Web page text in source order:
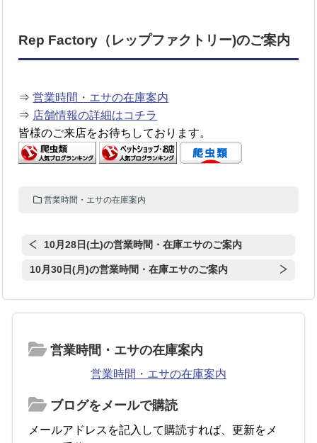
Rep Factory（レップファクトリー)のご案内
⇒営業時間・エサの在庫案内
⇒ 店舗情報の詳細はコチラ
皆様のご来店をお待ちしております。
営業時間・エサの在庫案内
10月28日(土)の営業時間・在庫エサのご案内
10月30日(月)の営業時間・在庫エサのご案内
営業時間・エサの在庫案内
営業時間・エサの在庫案内
ブログをメールで購読
メールアドレスを記入して購読すれば、更新をメ